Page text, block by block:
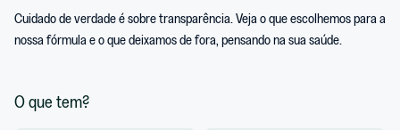
Cuidado de verdade é sobre transparência. Veja o que escolhemos para a
nossa fórmula e o que deixamos de fora, pensando na sua saúde.
O que tem?